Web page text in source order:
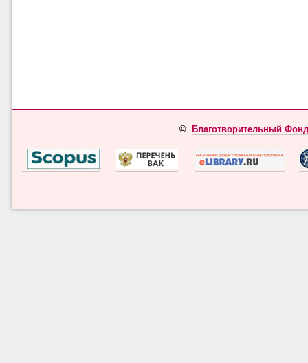
© Благотворительный